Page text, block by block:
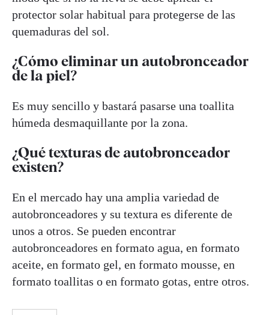
protector solar habitual para protegerse de las
quemaduras del sol.
¿Cómo eliminar un autobronceador
de la piel?
Es muy sencillo y bastará pasarse una toallita
húmeda desmaquillante por la zona.
¿Qué texturas de autobronceador
existen?
En el mercado hay una amplia variedad de
autobronceadores y su textura es diferente de
unos a otros. Se pueden encontrar
autobronceadores en formato agua, en formato
aceite, en formato gel, en formato mousse, en
formato toallitas o en formato gotas, entre otros.